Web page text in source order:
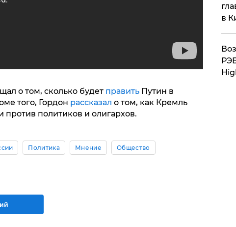
о том, сколько будет правитьПутин в
того, Гордон рассказал о том, как Кремль
против политиков и олигархов.
Политика Мнение Общество
в